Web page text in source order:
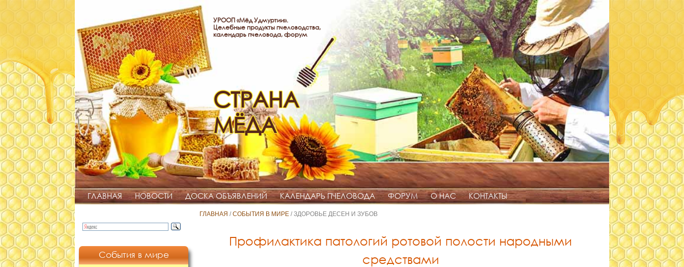
УРООП «Мёд Удмуртии».
Целебные продукты пчеловодства,
календарь пчеловода, форум
СТРАНА
МЁДА
ГЛАВНАЯ НОВОСТИ ДОСКА ОБЪЯВЛЕНИЙ КАЛЕНДАРЬ ПЧЕЛОВОДА ФОРУМ О НАС КОНТАКТЫ
ГЛАВНАЯ /СОБЫТИЯ В МИРЕ / ЗДОРОВЬЕ ДЕСЕН И ЗУБОВ
Профилактика патологий ротовой полости народными
средствами
События в мире